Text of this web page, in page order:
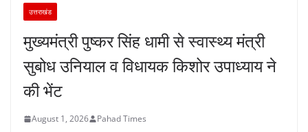
उत्तराखंड
मुख्यमंत्री पुष्कर सिंह धामी से स्वास्थ्य मंत्री
सुबोध उनियाल व विधायक किशोर उपाध्याय ने
की भेंट
August 1, 2026 Pahad Times